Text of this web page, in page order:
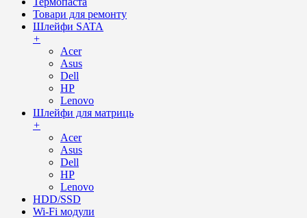
Товари для ремонту
Шлейфи SATA
+
Acer
Asus
Dell
HP
Lenovo
Шлейфи для матриць
+
Acer
Asus
Dell
HP
Lenovo
HDD/SSD
Wi-Fi модули